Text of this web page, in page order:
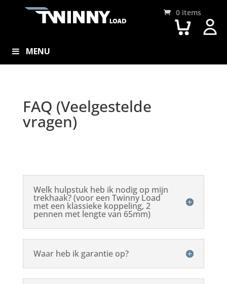
0 items
MENU
FAQ (Veelgestelde
vragen)
Welk hulpstuk heb ik nodig op mijn
trekhaak? (voor een Twinny Load
met een klassieke koppeling, 2
pennen met lengte van 65mm)
Waar heb ik garantie op?